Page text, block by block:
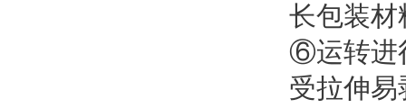
长包装
⑥运转进
受拉伸